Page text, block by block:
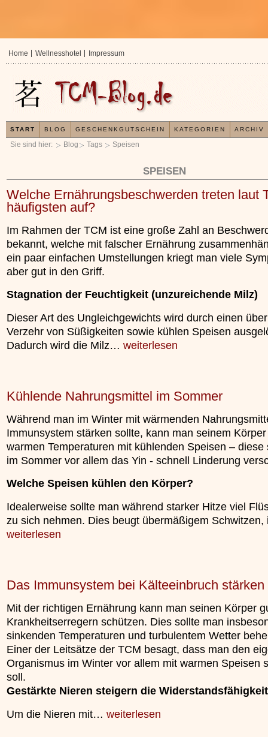
Sie sind hier: Blog Tags Speisen
SPEISEN
Welche Ernährungsbeschwerden treten laut
häufigsten auf?
Im Rahmen der TCM ist eine große Zahl an
bekannt, welche mit falscher Ernährung
ein paar einfachen Umstellungen kriegt man viele
aber gut in den Griff.
Stagnation der Feuchtigkeit (unzureichende Milz)
Dieser Art des Ungleichgewichts wird durch einen
Verzehr von Süßigkeiten sowie kühlen Speisen
Dadurch wird die Milz… weiterlesen
Kühlende Nahrungsmittel im Sommer
Während man im Winter mit wärmenden
Immunsystem stärken sollte, kann man seinem
warmen Temperaturen mit kühlenden Speisen – diese
im Sommer vor allem das Yin - schnell Linderung
Welche Speisen kühlen den Körper?
Idealerweise sollte man während starker Hitze viel
zu sich nehmen. Dies beugt übermäßigem
weiterlesen
Das Immunsystem bei Kälteeinbruch stärken
Mit der richtigen Ernährung kann man seinen Körper
Krankheitserregern schützen. Dies sollte man
sinkenden Temperaturen und turbulentem Wetter
Einer der Leitsätze der TCM besagt, dass man den
Organismus im Winter vor allem mit warmen Speisen
soll.
Gestärkte Nieren steigern die Widerstandsfähigkeit
Um die Nieren mit… weiterlesen
In der TCM sind Experten der
Home Wellnesshotel Impressum
START BLOG GESCHENKGUTSCHEIN KATEGORIEN ARCHIV